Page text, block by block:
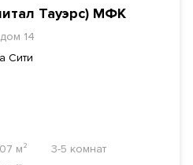
Тауэрс) МФК
14
Сити
м²
3-5 комнат